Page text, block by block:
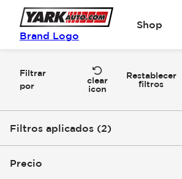
Brand Logo
Shop
Filtrar
por
clear
icon
Restablecer
filtros
Filtros aplicados (2)
New
Precio